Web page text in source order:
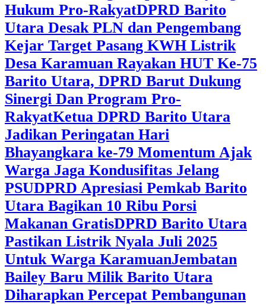
Hukum Pro-RakyatDPRD Barito
Utara Desak PLN dan Pengembang
Kejar Target Pasang KWH Listrik
Desa Karamuan Rayakan HUT Ke-75
Barito Utara, DPRD Barut Dukung
Sinergi Dan Program Pro-
RakyatKetua DPRD Barito Utara
Jadikan Peringatan Hari
Bhayangkara ke-79 Momentum Ajak
Warga Jaga Kondusifitas Jelang
PSUDPRD Apresiasi Pemkab Barito
Utara Bagikan 10 Ribu Porsi
Makanan GratisDPRD Barito Utara
Pastikan Listrik Nyala Juli 2025
Untuk Warga KaramuanJembatan
Bailey Baru Milik Barito Utara
Diharapkan Percepat Pembangunan